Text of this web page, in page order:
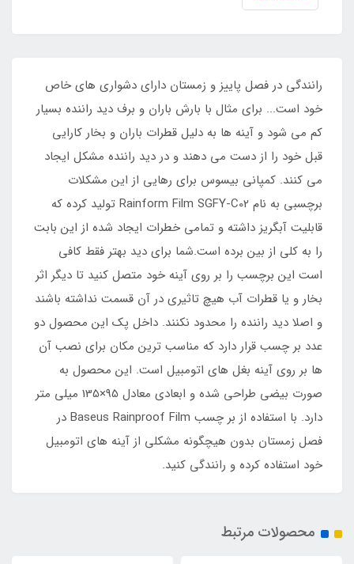
رانندگی در فصل پاییز و زمستان دارای دشواری های خاص
خود است... برای مثال با بارش باران و برف دید راننده بسیار
کم می شود و آینه ها به دلیل قطرات باران و بخار کارایی
قبل خود را از دست می دهند و در دید راننده مشکل ایجاد
می کنند. کمپانی بیسوس برای رهایی از این مشکلات
برچسبی به نام Rainform Film SGFY-C02 تولید کرده که
قابلیت آبگریز داشته و تمامی خطرات ایجاد شده از این بابت
را به کلی از بین برده است.شما برای دید بهتر فقط کافی
است این برچسب را بر روی آینه خود متصل کنید تا دیگر اثر
بخار و یا قطرات آب هیچ تاثیری در آن قسمت نداشته باشند
و اصلا دید راننده را محدود نکنند. داخل پک این محصول دو
عدد بر چسب قرار دارد که مناسب ترین مکان برای نصب آن
ها بر روی آینه بغل های اتومبیل است. این محصول به
صورت بیضی طراحی شده و ابعادی معادل 95×135 میلی متر
دارد. با استفاده از بر چسب Baseus Rainproof Film در
فصل زمستان بدون هیچگونه مشکلی از آینه های اتومبیل
خود استفاده کرده و رانندگی کنید.
محصولات مرتبط